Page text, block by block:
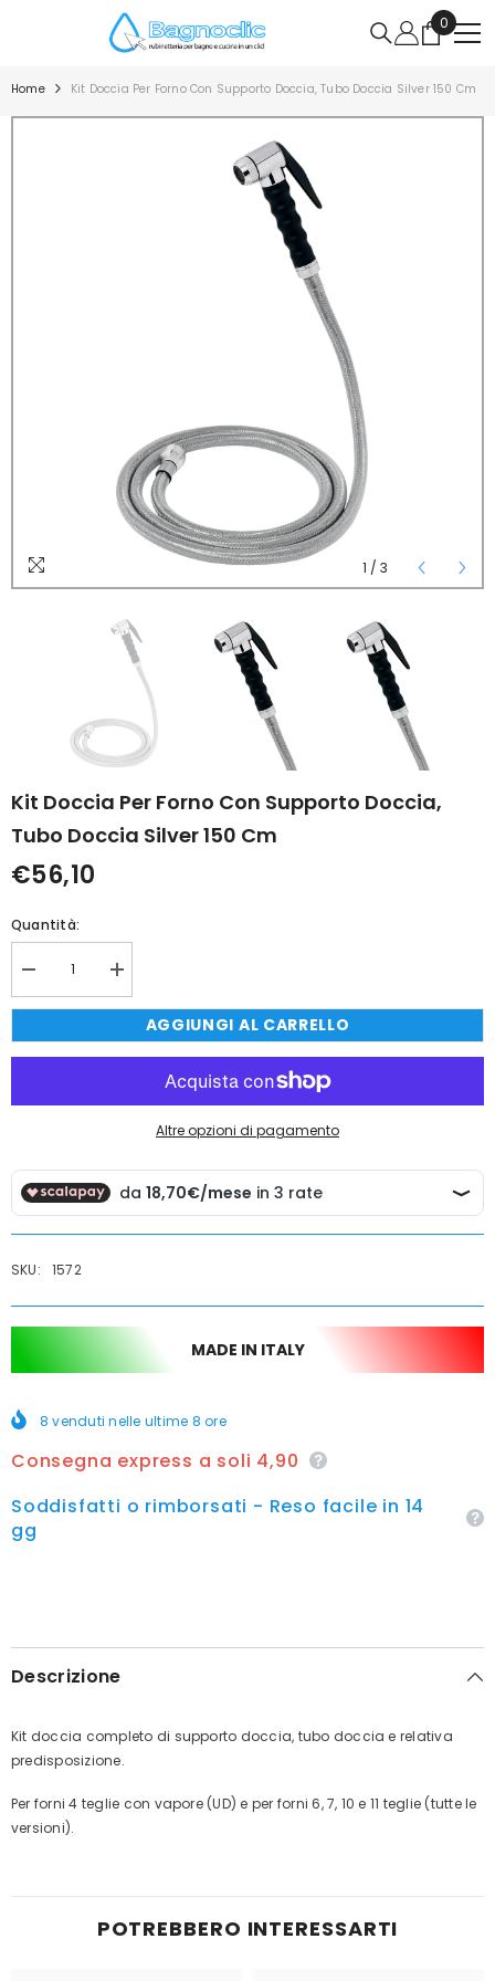
0
0
articoli
Home Kit Doccia Per Forno Con Supporto Doccia, Tubo Doccia Silver 150 Cm
1 / 3
Kit Doccia Per Forno Con Supporto Doccia,
Tubo Doccia Silver 150 Cm
€56,10
Quantità:
Diminuisci
quantità
per
doccia
per
supporto
silver
150
Aumenta
quantità
per
doccia
per
supporto
doccia,
silver
150
AGGIUNGI AL CARRELLO
Altre opzioni di pagamento
SKU: 1572
MADE IN ITALY
8 venduti nelle ultime 8 ore
Consegna express a soli 4,90
Soddisfatti o rimborsati - Reso facile in 14
gg
Descrizione
Kit doccia completo di supporto doccia, tubo doccia e relativa
predisposizione.
Per forni 4 teglie con vapore (UD) e per forni 6, 7, 10 e 11 teglie (tutte le
versioni).
POTREBBERO INTERESSARTI